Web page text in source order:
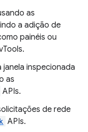
as
a adição de
painéis ou
inspecionada
as
APIs.
de rede
APIs.